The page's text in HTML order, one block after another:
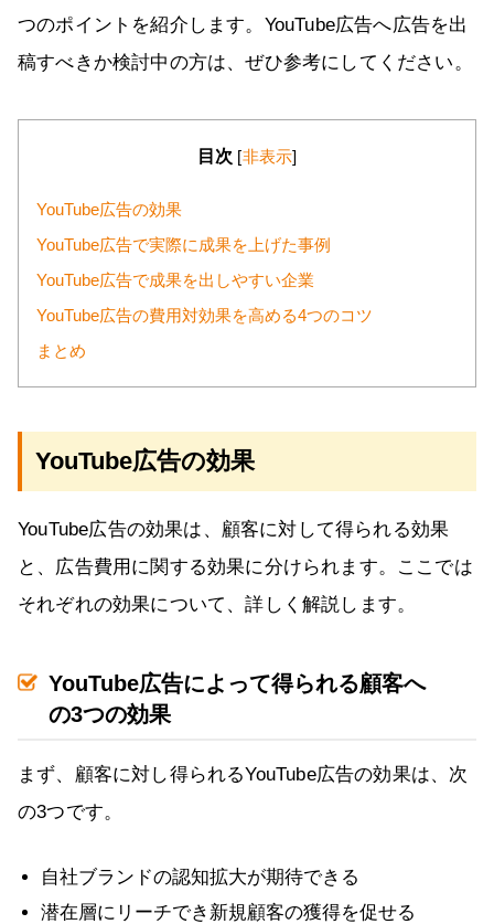
つのポイントを紹介します。YouTube広告へ広告を出
稿すべきか検討中の方は、ぜひ参考にしてください。
目次 [非表示]
YouTube広告の効果
YouTube広告で実際に成果を上げた事例
YouTube広告で成果を出しやすい企業
YouTube広告の費用対効果を高める4つのコツ
まとめ
YouTube広告の効果
YouTube広告の効果は、顧客に対して得られる効果
と、広告費用に関する効果に分けられます。ここでは
それぞれの効果について、詳しく解説します。
YouTube広告によって得られる顧客へ
の3つの効果
まず、顧客に対し得られるYouTube広告の効果は、次
の3つです。
自社ブランドの認知拡大が期待できる
潜在層にリーチでき新規顧客の獲得を促せる